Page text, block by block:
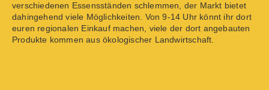
verschiedenen Essensständen schlemmen, der Markt bietet
dahingehend viele Möglichkeiten. Von 9-14 Uhr könnt ihr dort
euren regionalen Einkauf machen, viele der dort angebauten
Produkte kommen aus ökologischer Landwirtschaft.